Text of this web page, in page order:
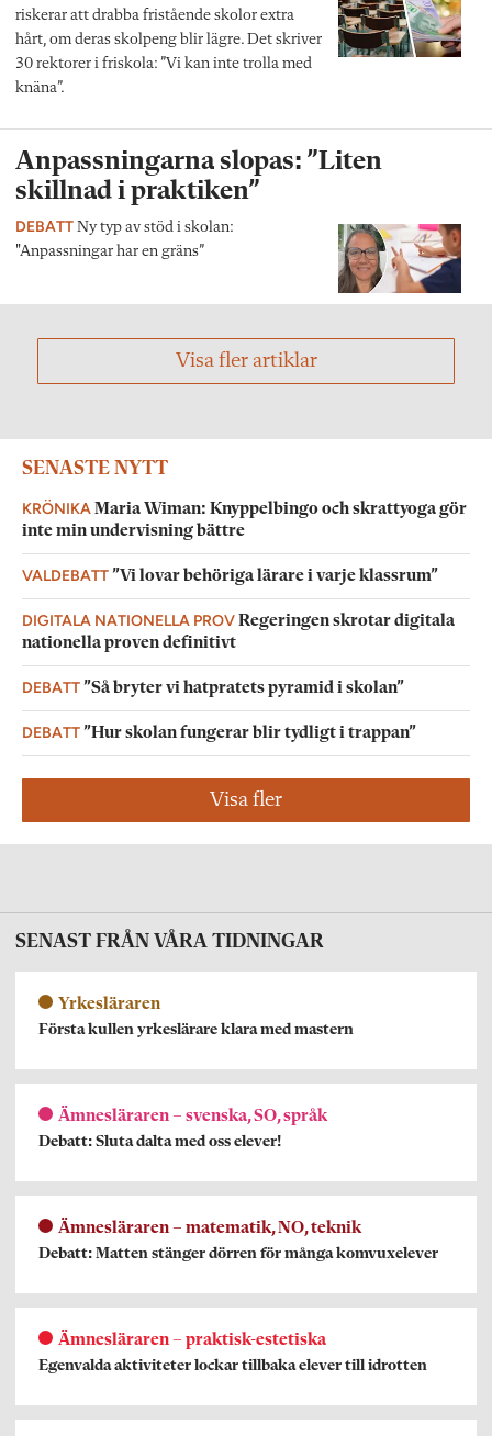
riskerar att drabba fristående skolor extra
hårt, om deras skolpeng blir lägre. Det skriver
30 rektorer i friskola: ”Vi kan inte trolla med
knäna”.
Anpassningarna slopas: ”Liten
skillnad i praktiken”
DEBATT Ny typ av stöd i skolan:
"Anpassningar har en gräns”
Visa fler artiklar
SENASTE NYTT
KRÖNIKA Maria Wiman: Knyppelbingo och skrattyoga gör
inte min undervisning bättre
VALDEBATT”Vi lovar behöriga lärare i varje klassrum”
DIGITALA NATIONELLA PROVRegeringen skrotar digitala
nationella proven definitivt
DEBATT”Så bryter vi hatpratets pyramid i skolan”
DEBATT”Hur skolan fungerar blir tydligt i trappan”
Visa fler
SENAST FRÅN VÅRA TIDNINGAR
Yrkesläraren
Första kullen yrkeslärare klara med mastern
Ämnesläraren – svenska, SO, språk
Debatt: Sluta dalta med oss elever!
Ämnesläraren – matematik, NO, teknik
Debatt: Matten stänger dörren för många komvuxelever
Ämnesläraren – praktisk-estetiska
Egenvalda aktiviteter lockar tillbaka elever till idrotten